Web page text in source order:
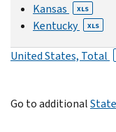
Kansas XLS
Kentucky XLS
United States, Total
Go to additional